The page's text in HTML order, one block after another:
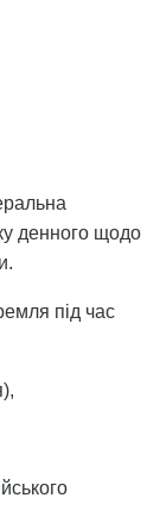
денного щодо
під час